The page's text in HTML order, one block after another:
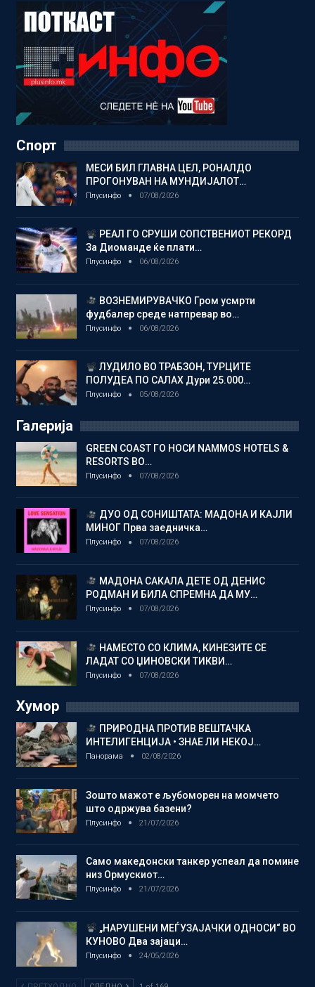
Спорт
МЕСИ БИЛ ГЛАВНА ЦЕЛ, РОНАЛДО
ПРОГОНУВАН НА МУНДИЈАЛОТ…
Плусинфо 07/08/2026
РЕАЛ ГО СРУШИ СОПСТВЕНИОТ РЕКОРД
За Диоманде ќе плати…
Плусинфо 06/08/2026
ВОЗНЕМИРУВАЧКО Гром усмрти
фудбалер среде натпревар во…
Плусинфо 06/08/2026
ЛУДИЛО ВО ТРАБЗОН, ТУРЦИТЕ
ПОЛУДЕА ПО САЛАХ Дури 25.000…
Плусинфо 05/08/2026
Галерија
GREEN COAST ГО НОСИ NAMMOS HOTELS &
RESORTS ВО…
Плусинфо 07/08/2026
ДУО ОД СОНИШТАТА: МАДОНА И КАЈЛИ
МИНОГ Прва заедничка…
Плусинфо 07/08/2026
МАДОНА САКАЛА ДЕТЕ ОД ДЕНИС
РОДМАН И БИЛА СПРЕМНА ДА МУ…
Плусинфо 07/08/2026
НАМЕСТО СО КЛИМА, КИНЕЗИТЕ СЕ
ЛАДАТ СО ЏИНОВСКИ ТИКВИ…
Плусинфо 07/08/2026
Хумор
ПРИРОДНА ПРОТИВ ВЕШТАЧКА
ИНТЕЛИГЕНЦИЈА • ЗНАЕ ЛИ НЕКОЈ…
Панорама 02/08/2026
Зошто мажот е љубоморен на момчето
што одржува базени?
Плусинфо 21/07/2026
Само македонски танкер успеал да помине
низ Ормускиот…
Плусинфо 21/07/2026
„НАРУШЕНИ МЕЃУЗАЈАЧКИ ОДНОСИ“ ВО
КУНОВО Два зајаци…
Плусинфо 24/05/2026